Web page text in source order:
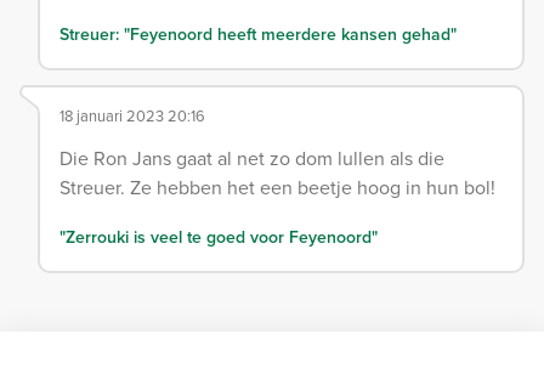
Streuer: "Feyenoord heeft meerdere kansen gehad"
18 januari 2023 20:16
Die Ron Jans gaat al net zo dom lullen als die
Streuer. Ze hebben het een beetje hoog in hun bol!
"Zerrouki is veel te goed voor Feyenoord"